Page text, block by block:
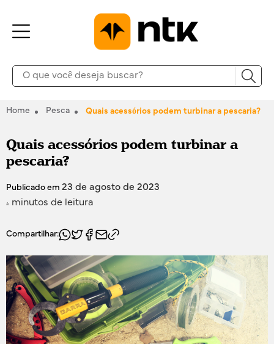
Home Pesca Quais acessórios podem turbinar a pescaria?
Quais acessórios podem turbinar a
pescaria?
Publicado em 23 de agosto de 2023
4 minutos de leitura
Compartilhar: